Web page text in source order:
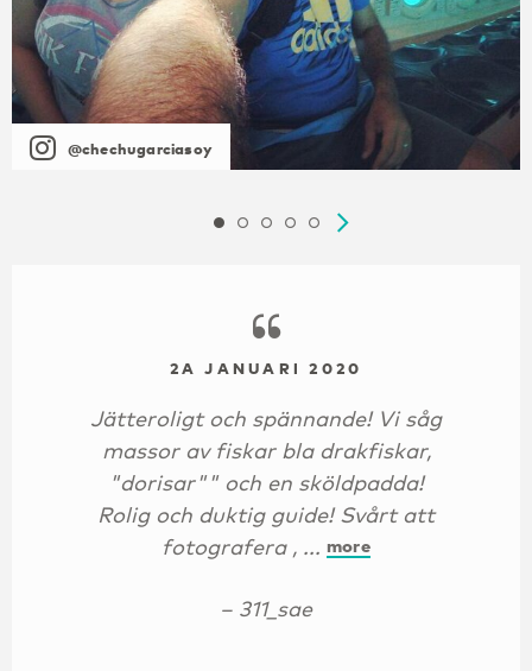
@chechugarciasoy
2A JANUARI 2020
Jätteroligt och spännande! Vi såg
massor av fiskar bla drakfiskar,
"dorisar"" och en sköldpadda!
Rolig och duktig guide! Svårt att
fotografera , ... more
– 311_sae